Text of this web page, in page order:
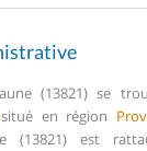
(13821) se
situé en région
(13821) est